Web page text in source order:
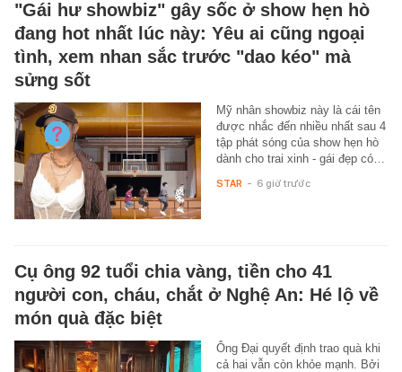
"Gái hư showbiz" gây sốc ở show hẹn hò
đang hot nhất lúc này: Yêu ai cũng ngoại
tình, xem nhan sắc trước "dao kéo" mà
sửng sốt
Mỹ nhân showbiz này là cái tên
được nhắc đến nhiều nhất sau 4
tập phát sóng của show hẹn hò
dành cho trai xinh - gái đẹp có…
STAR - 6 giờ trước
Cụ ông 92 tuổi chia vàng, tiền cho 41
người con, cháu, chắt ở Nghệ An: Hé lộ về
món quà đặc biệt
Ông Đại quyết định trao quà khi
cả hai vẫn còn khỏe mạnh. Bởi